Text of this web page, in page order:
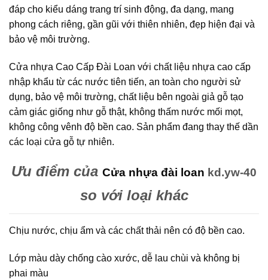
đáp cho kiểu dáng trang trí sinh động, đa dạng, mang
phong cách riêng, gần gũi với thiên nhiên, đẹp hiện đại và
bảo vệ môi trường.
Cửa nhựa Cao Cấp Đài Loan với chất liệu nhựa cao cấp
nhập khẩu từ các nước tiên tiến, an toàn cho người sử
dụng, bảo vệ môi trường, chất liệu bên ngoài giả gỗ tạo
cảm giác giống như gỗ thật, không thấm nước mối mọt,
không công vênh độ bền cao. Sản phẩm đang thay thế dần
các loại cửa gỗ tự nhiên.
Ưu điểm của Cửa nhựa đài loan kd.yw-40
so với loại khác
Chịu nước, chịu ẩm và các chất thải nên có độ bền cao.
Lớp màu dày chống cào xước, dễ lau chùi và không bị
phai màu